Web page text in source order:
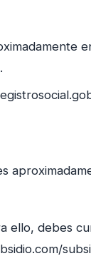
ello, debes